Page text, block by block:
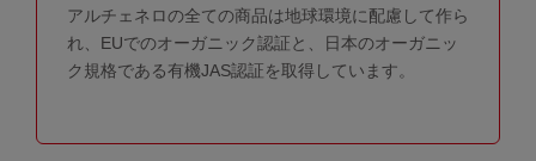
アルチェネロの全ての商品は地球環境に配慮して作ら
れ、EUでのオーガニック認証と、日本のオーガニッ
ク規格である有機JAS認証を取得しています。